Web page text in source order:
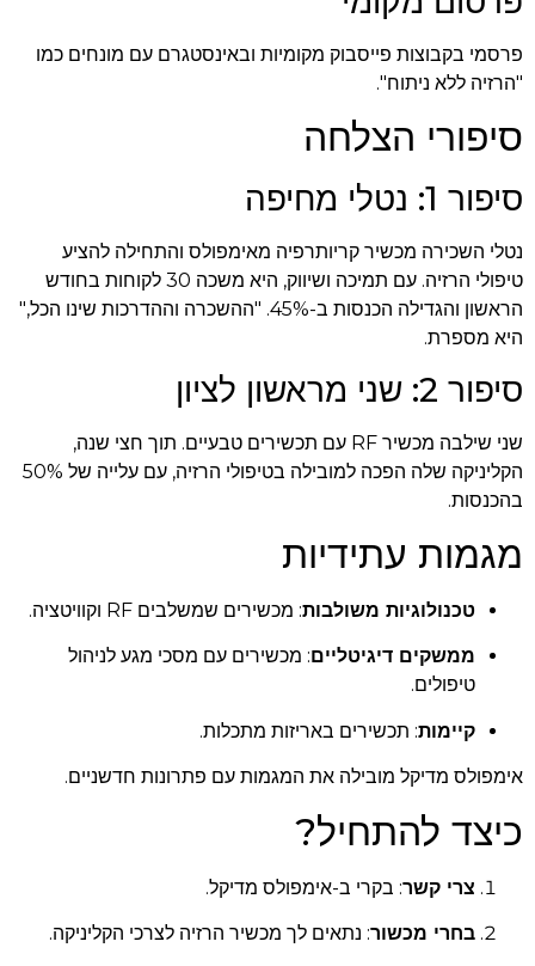
פרסמי בקבוצות פייסבוק מקומיות ובאינסטגרם עם מונחים כמו
"הרזיה ללא ניתוח".
סיפורי הצלחה
סיפור 1: נטלי מחיפה
נטלי השכירה מכשיר קריותרפיה מאימפולס והתחילה להציע
טיפולי הרזיה. עם תמיכה ושיווק, היא משכה 30 לקוחות בחודש
הראשון והגדילה הכנסות ב-45%. "ההשכרה וההדרכות שינו הכל,"
היא מספרת.
סיפור 2: שני מראשון לציון
שני שילבה מכשיר RF עם תכשירים טבעיים. תוך חצי שנה,
הקליניקה שלה הפכה למובילה בטיפולי הרזיה, עם עלייה של 50%
בהכנסות.
מגמות עתידיות
טכנולוגיות משולבות: מכשירים שמשלבים RF וקוויטציה.
ממשקים דיגיטליים: מכשירים עם מסכי מגע לניהול
טיפולים.
קיימות: תכשירים באריזות מתכלות.
אימפולס מדיקל מובילה את המגמות עם פתרונות חדשניים.
כיצד להתחיל?
צרי קשר: בקרי ב-אימפולס מדיקל.
בחרי מכשור: נתאים לך מכשיר הרזיה לצרכי הקליניקה.